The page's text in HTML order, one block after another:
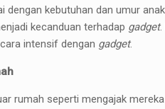
kebutuhan dan umur
kecanduan terhadap gadget.
intensif dengan gadget.
rumah seperti mengajak